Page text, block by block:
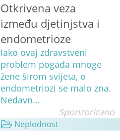
Otkrivena veza
između djetinjstva i
endometrioze
Iako ovaj zdravstveni
problem pogađa mnoge
žene širom svijeta, o
endometriozi se malo zna.
Nedavn...
Sponzorirano
Neplodnost